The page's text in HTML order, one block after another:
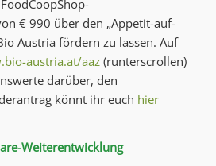
€ 990 über den „Appetit-auf-
Austria fördern zu lassen. Auf
austria.at/aaz(runterscrollen)
darüber, den
könnt ihr euch hier
Weiterentwicklung